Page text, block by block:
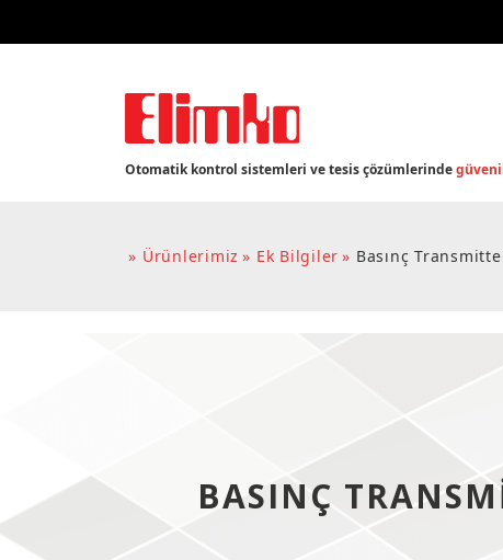
Otomatik kontrol sistemleri ve tesis çözümlerinde
Ürünlerimiz Ek Bilgiler Basınç
BASINÇ